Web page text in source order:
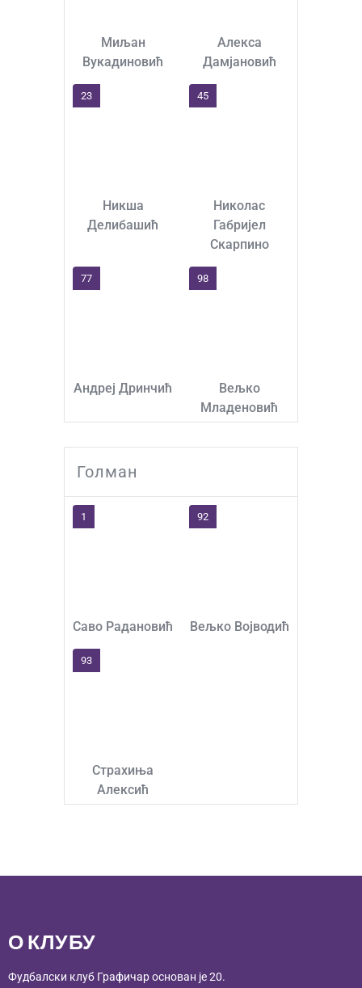
Миљан
Вукадиновић
Алекса
Дамјановић
23
Никша
Делибашић
45
Николас
Габријел
Скарпино
77
Андреј Дринчић
98
Вељко
Младеновић
Голман
1
Саво Радановић
92
Вељко Војводић
93
Страхиња
Алексић
О КЛУБУ
Фудбалски клуб Графичар основан је 20.